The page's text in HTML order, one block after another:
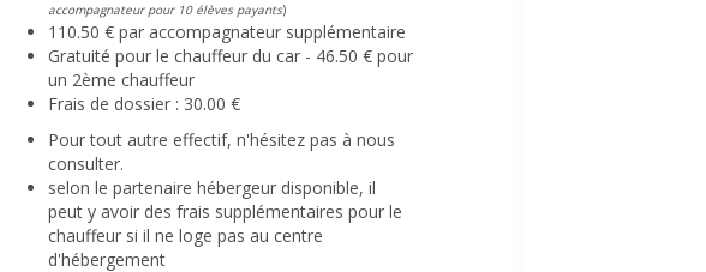
accompagnateur pour 10 élèves payants)
110.50 € par accompagnateur supplémentaire
Gratuité pour le chauffeur du car - 46.50 € pour
un 2ème chauffeur
Frais de dossier : 30.00 €
Pour tout autre effectif, n'hésitez pas à nous
consulter.
selon le partenaire hébergeur disponible, il
peut y avoir des frais supplémentaires pour le
chauffeur si il ne loge pas au centre
d'hébergement